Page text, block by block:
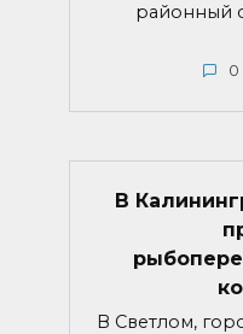
районный
0
В
В Светлом,